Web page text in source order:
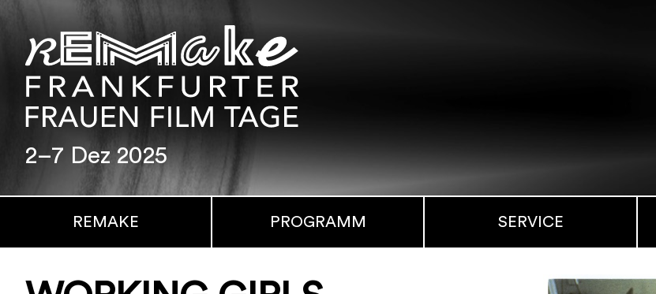
2–7 Dez 2025
REMAKE PROGRAMM SERVICE